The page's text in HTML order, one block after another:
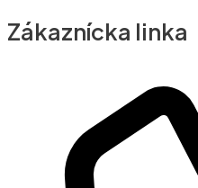
Zákaznícka linka